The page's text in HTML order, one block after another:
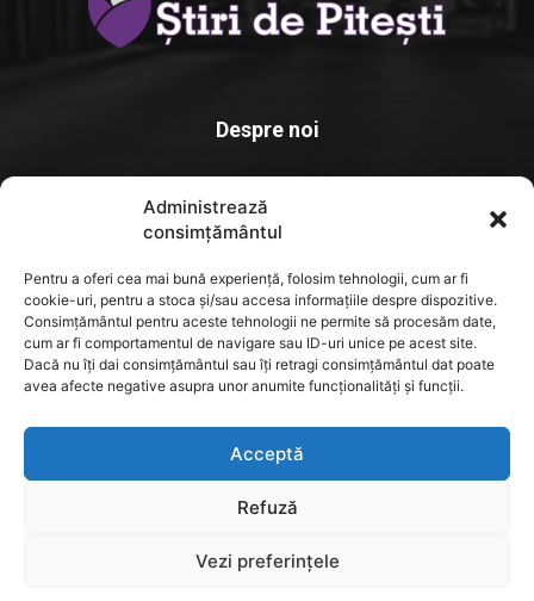
Administrează
consimțământul
Pentru a oferi cea mai bună experiență, folosim tehnologii, cum ar fi
cookie-uri, pentru a stoca și/sau accesa informațiile despre dispozitive.
Consimțământul pentru aceste tehnologii ne permite să procesăm date,
cum ar fi comportamentul de navigare sau ID-uri unice pe acest site.
Dacă nu îți dai consimțământul sau îți retragi consimțământul dat poate
avea afecte negative asupra unor anumite funcționalități și funcții.
Acceptă
Refuză
Vezi preferințele
Despre noi
locale, un spațiu unde informația relevantă. actuală și verificată
ajunge rapid la cititori
Contact us: contact@yoursite.com
FOLLOW US